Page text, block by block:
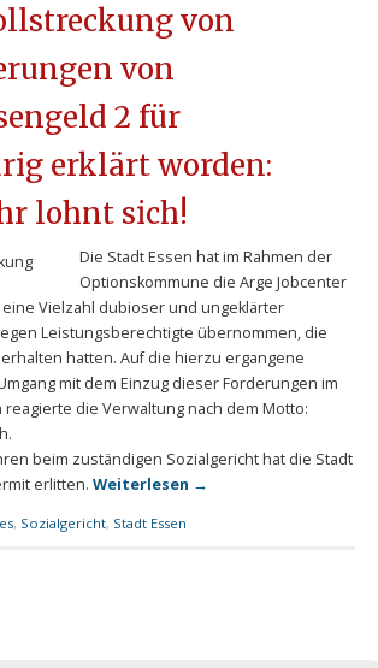
von
von
2 für
erklärt worden:
lohnt sich!
Die Stadt Essen hat im Rahmen der
Optionskommune die Arge Jobcenter
Vielzahl dubioser und ungeklärter
Leistungsberechtigte übernommen, die
hatten. Auf die hierzu ergangene
mit dem Einzug dieser Forderungen im
reagierte die Verwaltung nach dem Motto:
beim zuständigen Sozialgericht hat die Stadt
erlitten. Weiterlesen →
, Sozialgericht, Stadt Essen